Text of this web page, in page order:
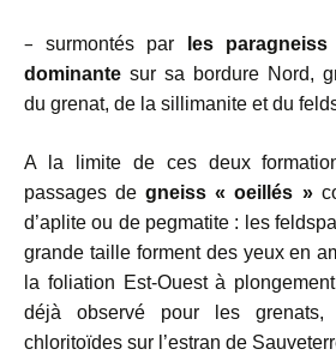
– surmontés par
les
dominante sur sa bordure Nord,
du grenat, de la sillimanite et du
A la limite de ces deux
passages degneiss « oeillés »
d’aplite ou de pegmatite : les
grande taille forment des yeux en
la foliation Est-Ouest à
déjà observé pour les
chloritoïdes sur l’estran de